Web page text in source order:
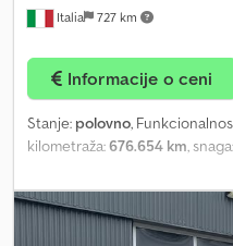
Italia 727 km
Informacije o ceni
Stanje: polovno,
kilometraža:676.654 km, snaga:
, vrsta
razred:euro4, boja:bela,
proizvodnje:2008, broj mašine/
ABS, klima uređaj,